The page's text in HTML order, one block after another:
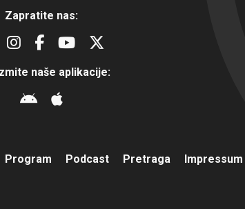
Zapratite nas:
naše aplikacije:
Program Podcast Pretraga Impressum